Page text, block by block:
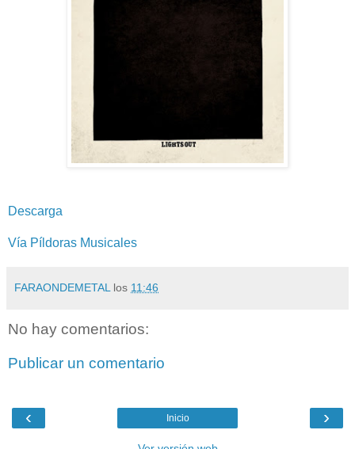
Descarga
Vía Píldoras Musicales
FARAONDEMETAL los 11:46
No hay comentarios:
Publicar un comentario
‹ ›
Inicio